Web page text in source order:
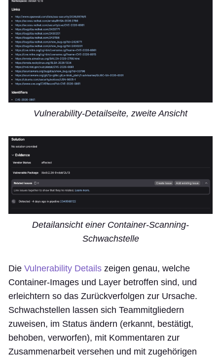
Vulnerability-Detailseite, zweite Ansicht
Detailansicht einer Container-Scanning-
Schwachstelle
Die Vulnerability Details zeigen genau, welche
Container-Images und Layer betroffen sind, und
erleichtern so das Zurückverfolgen zur Ursache.
Schwachstellen lassen sich Teammitgliedern
zuweisen, im Status ändern (erkannt, bestätigt,
behoben, verworfen), mit Kommentaren zur
Zusammenarbeit versehen und mit zugehörigen